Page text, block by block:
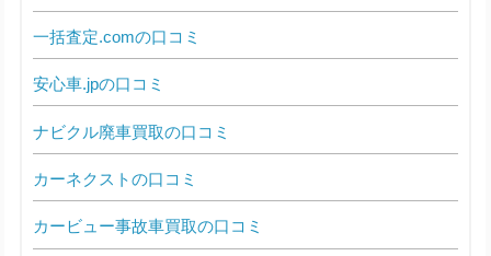
一括査定.comの口コミ
安心車.jpの口コミ
ナビクル廃車買取の口コミ
カーネクストの口コミ
カービュー事故車買取の口コミ